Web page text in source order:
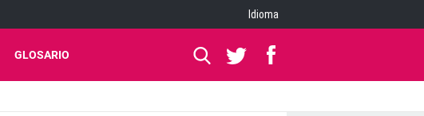
Idioma
GLOSARIO